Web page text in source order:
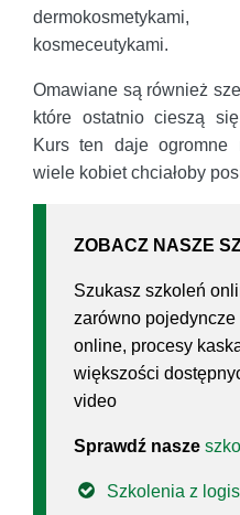
kosmeceutykami.
Omawiane są również
które ostatnio cieszą
Kurs ten daje ogromne
wiele kobiet chciałoby
ZOBACZ NASZE
Szukasz szkoleń
zarówno
online, procesy
większości
video
Sprawdź nasze
Szkolenia z